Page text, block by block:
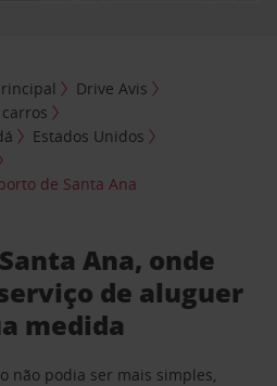
Drive Avis
Estados Unidos
de Santa Ana
Ana, onde
de aluguer
medida
não podia ser mais simples,